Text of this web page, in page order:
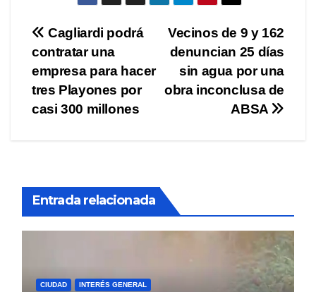
Navegación
de
entradas
Vecinos de 9 y 162
denuncian 25 días
sin agua por una
obra inconclusa de
ABSA
Cagliardi podrá
contratar una
empresa para hacer
tres Playones por
casi 300 millones
Entrada relacionada
CIUDAD INTERÉS GENERAL